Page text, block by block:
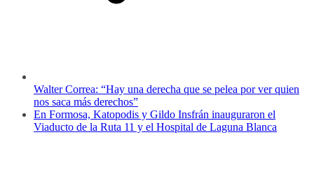
Walter Correa: “Hay una derecha que se pelea por ver quien
nos saca más derechos”
En Formosa, Katopodis y Gildo Insfrán inauguraron el
Viaducto de la Ruta 11 y el Hospital de Laguna Blanca